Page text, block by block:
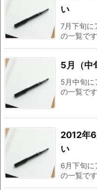
い
7月下旬に
の一覧で
5月（中
5月中旬に
の一覧で
2012年
い
6月下旬に
の一覧で